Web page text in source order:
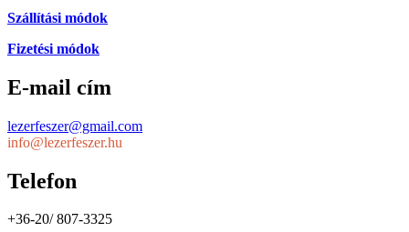
Szállítási módok
Fizetési módok
E-mail cím
lezerfeszer@gmail.com
info@lezerfeszer.hu
Telefon
+36-20/ 807-3325